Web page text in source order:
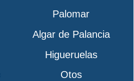
Palomar
Algar de Palancia
Higueruelas
Otos